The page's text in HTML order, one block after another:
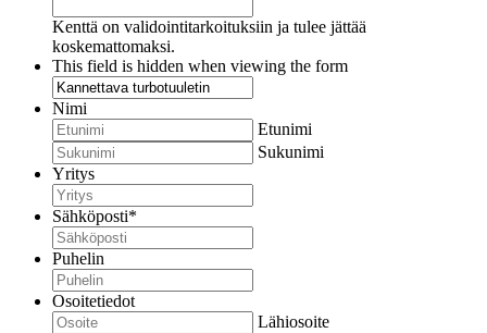
Kenttä on validointitarkoituksiin ja tulee jättää
koskemattomaksi.
This field is hidden when viewing the form
Nimi
Etunimi
Sukunimi
Yritys
Sähköposti*
Puhelin
Osoitetiedot
Lähiosoite